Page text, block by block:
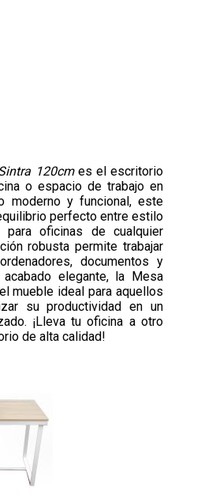
120cmes el escritorio
o espacio de trabajo en
moderno y funcional, este
perfecto entre estilo
oficinas de cualquier
robusta permite trabajar
documentos y
elegante, la Mesa
mueble ideal para aquellos
su productividad en un
¡Lleva tu oficina a otro
de alta calidad!